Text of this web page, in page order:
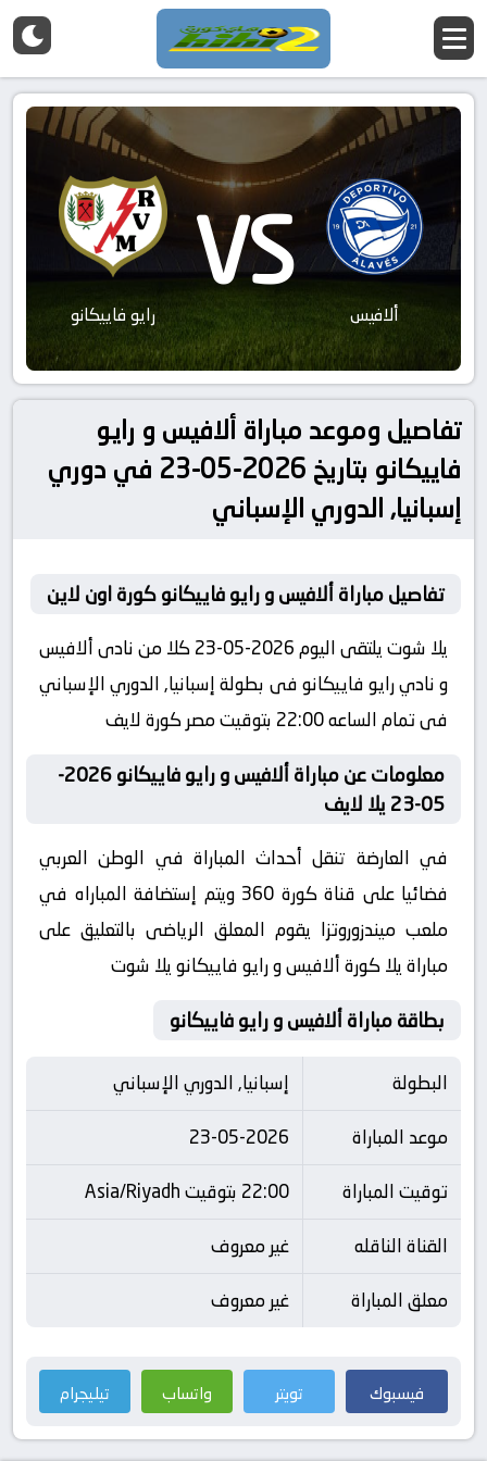
ألافيس VS رايو فاييكانو
تفاصيل وموعد مباراة ألافيس و رايو
فاييكانو بتاريخ 2026-05-23 في دوري
إسبانيا, الدوري الإسباني
تفاصيل مباراة ألافيس و رايو فاييكانو كورة اون لاين
يلا شوت يلتقى اليوم 2026-05-23 كلا من نادى ألافيس
و نادي رايو فاييكانو فى بطولة إسبانيا, الدوري الإسباني
فى تمام الساعه 22:00 بتوقيت مصر كورة لايف
معلومات عن مباراة ألافيس و رايو فاييكانو 2026-
05-23 يلا لايف
في العارضة تنقل أحداث المباراة في الوطن العربي
فضائيا على قناة كورة 360 ويتم إستضافة المباراه في
ملعب ميندزوروتزا يقوم المعلق الرياضى بالتعليق على
مباراة يلا كورة ألافيس و رايو فاييكانو يلا شوت
بطاقة مباراة ألافيس و رايو فاييكانو
البطولة
إسبانيا, الدوري الإسباني
موعد المباراة
23-05-2026
توقيت المباراة
22:00 بتوقيت Asia/Riyadh
القناة الناقله
غير معروف
معلق المباراة
غير معروف
فيسبوك تويتر واتساب تيليجرام